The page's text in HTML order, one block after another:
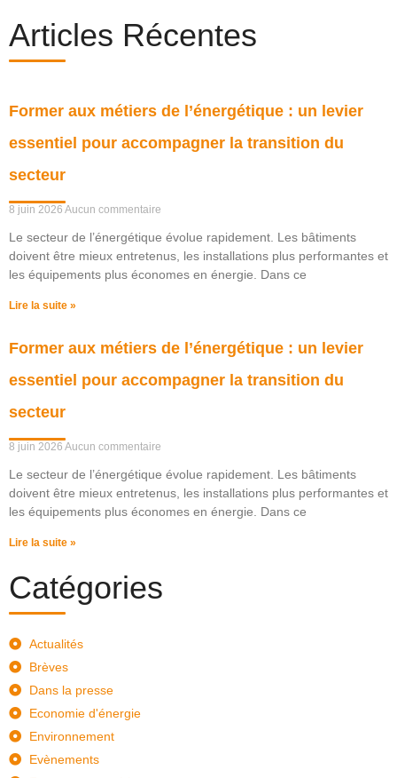
Articles Récentes
Former aux métiers de l’énergétique : un levier
essentiel pour accompagner la transition du
secteur
8 juin 2026 Aucun commentaire
Le secteur de l’énergétique évolue rapidement. Les bâtiments
doivent être mieux entretenus, les installations plus performantes et
les équipements plus économes en énergie. Dans ce
Lire la suite »
Former aux métiers de l’énergétique : un levier
essentiel pour accompagner la transition du
secteur
8 juin 2026 Aucun commentaire
Le secteur de l’énergétique évolue rapidement. Les bâtiments
doivent être mieux entretenus, les installations plus performantes et
les équipements plus économes en énergie. Dans ce
Lire la suite »
Catégories
Actualités
Brèves
Dans la presse
Economie d'énergie
Environnement
Evènements